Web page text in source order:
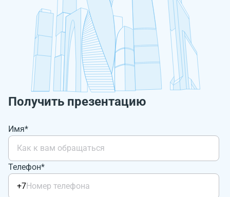
Получить презентацию
Имя*
Телефон*
+7